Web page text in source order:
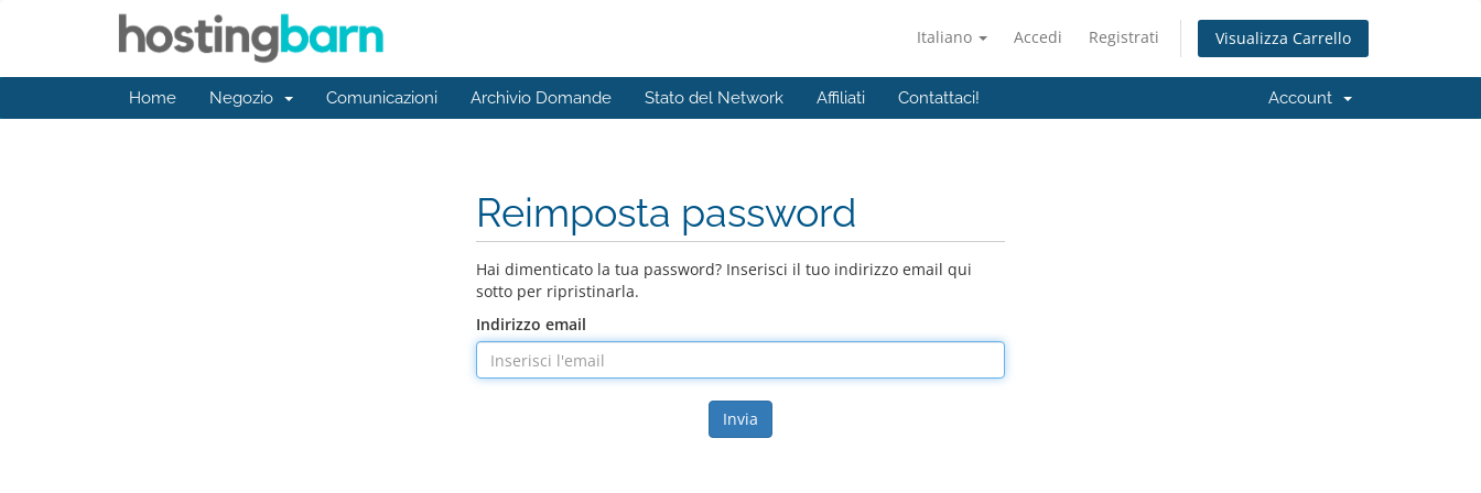
Italiano Accedi Registrati Visualizza Carrello
Home Negozio Comunicazioni Archivio Domande Stato del Network Affiliati Contattaci! Account
Reimposta password
Hai dimenticato la tua password? Inserisci il tuo indirizzo email qui
sotto per ripristinarla.
Indirizzo email
Invia